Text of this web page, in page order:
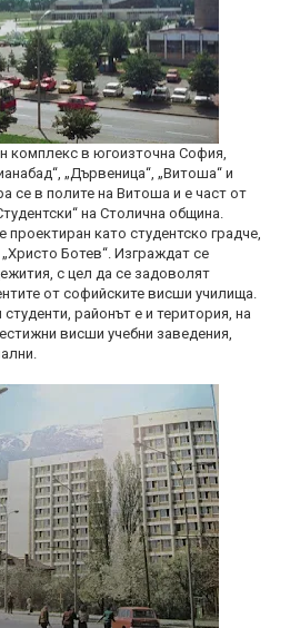
комплекс в югоизточна София,
„Дървеница“, „Витоша“ и
се в полите на Витоша и е част от
на Столична община.
като студентско градче,
Ботев“. Изграждат се
с цел да се задоволят
от софийските висши училища.
районът е и територия, на
висши учебни заведения,